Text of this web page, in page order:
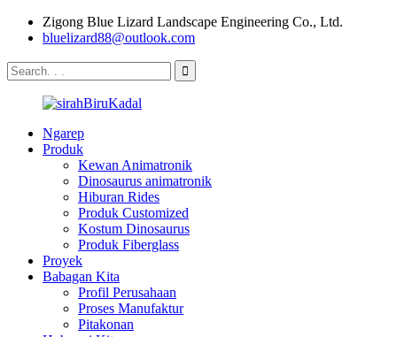
Zigong Blue Lizard Landscape Engineering Co., Ltd.
bluelizard88@outlook.com
Ngarep
Produk
Kewan Animatronik
Dinosaurus animatronik
Hiburan Rides
Produk Customized
Kostum Dinosaurus
Produk Fiberglass
Proyek
Babagan Kita
Profil Perusahaan
Proses Manufaktur
Pitakonan